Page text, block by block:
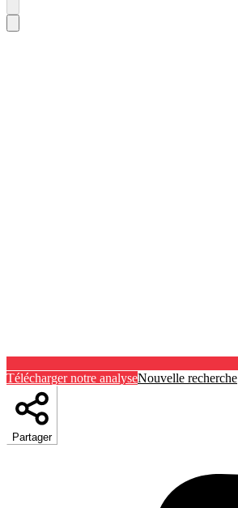
Télécharger notre analyseNouvelle recherche
Partager